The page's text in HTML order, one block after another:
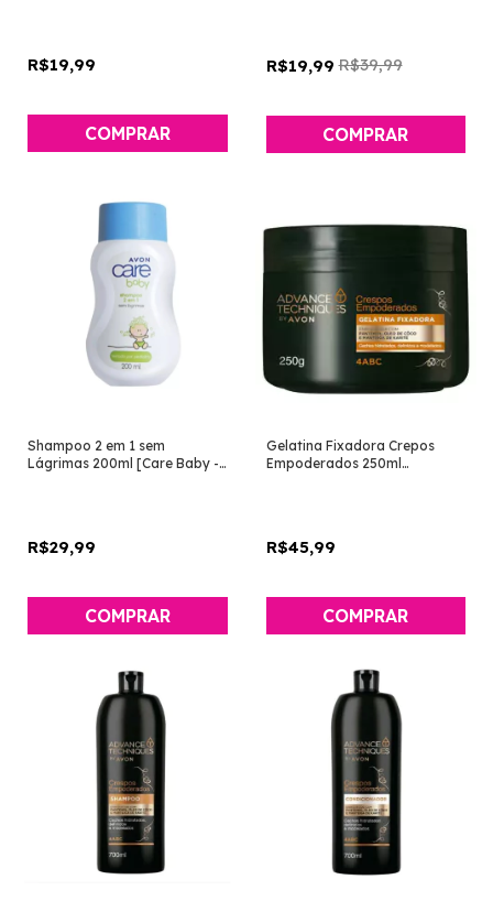
R$19,99 R$19,99 R$39,99
Shampoo 2 em 1 sem
Lágrimas 200ml [Care Baby -
R$29,99
Gelatina Fixadora Crepos
Empoderados 250ml
R$45,99